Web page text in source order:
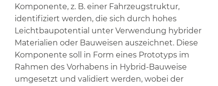
Komponente, z. B. einer Fahrzeugstruktur,
identifiziert werden, die sich durch hohes
Leichtbaupotential unter Verwendung hybrider
Materialien oder Bauweisen auszeichnet. Diese
Komponente soll in Form eines Prototyps im
Rahmen des Vorhabens in Hybrid-Bauweise
umgesetzt und validiert werden, wobei der